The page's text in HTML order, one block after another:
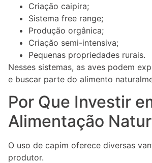
Criação caipira;
Sistema free range;
Produção orgânica;
Criação semi-intensiva;
Pequenas propriedades rurais.
Nesses sistemas, as aves podem
e buscar parte do alimento
Por Que Investir
Alimentação
O uso de capim oferece diversas
produtor.